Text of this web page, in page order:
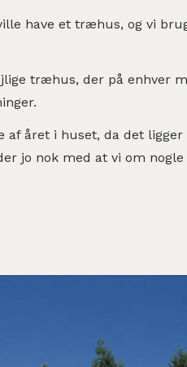
have et træhus, og vi
træhus, der på enhver
af året i huset, da det
jo nok med at vi om